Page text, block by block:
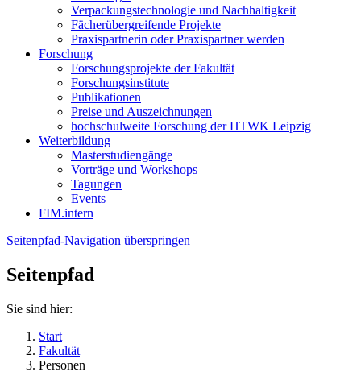
Verpackungstechnologie und Nachhaltigkeit
Fächerübergreifende Projekte
Praxispartnerin oder Praxispartner werden
Forschung
Forschungsprojekte der Fakultät
Forschungsinstitute
Publikationen
Preise und Auszeichnungen
hochschulweite Forschung der HTWK Leipzig
Weiterbildung
Masterstudiengänge
Vorträge und Workshops
Tagungen
Events
FIM.intern
Seitenpfad-Navigation überspringen
Seitenpfad
Sie sind hier:
Start
Fakultät
Personen